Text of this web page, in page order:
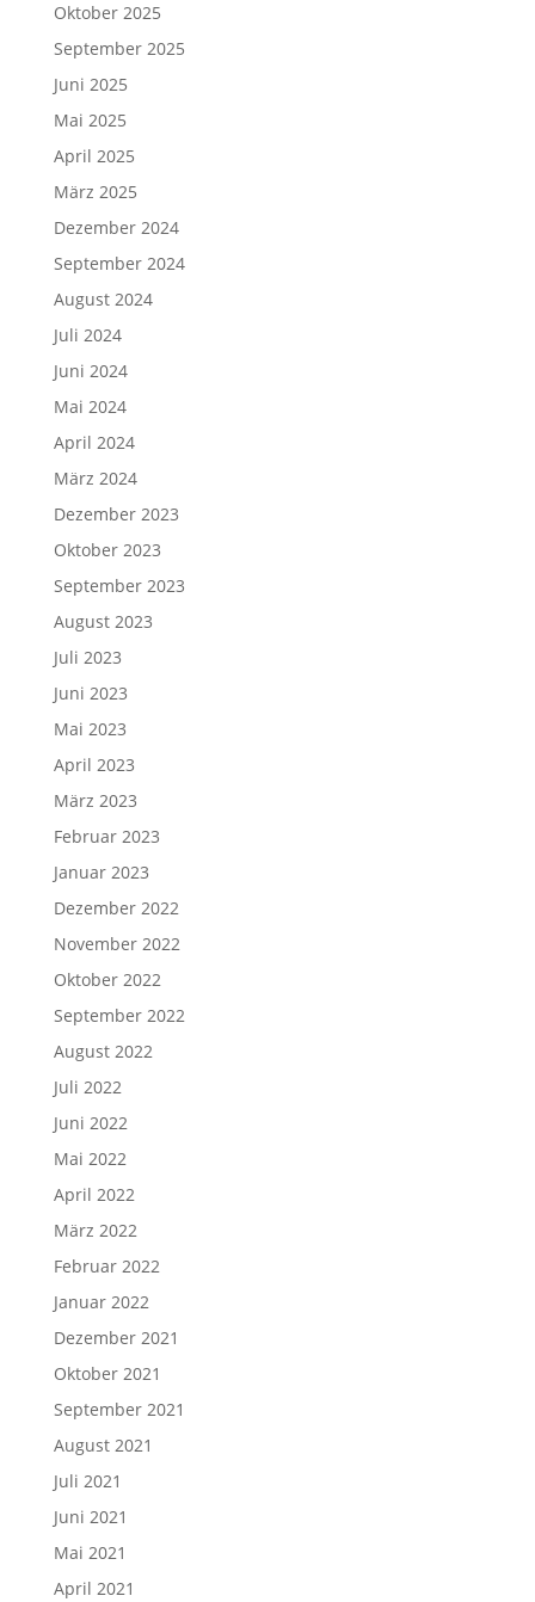
Oktober 2025
September 2025
Juni 2025
Mai 2025
April 2025
März 2025
Dezember 2024
September 2024
August 2024
Juli 2024
Juni 2024
Mai 2024
April 2024
März 2024
Dezember 2023
Oktober 2023
September 2023
August 2023
Juli 2023
Juni 2023
Mai 2023
April 2023
März 2023
Februar 2023
Januar 2023
Dezember 2022
November 2022
Oktober 2022
September 2022
August 2022
Juli 2022
Juni 2022
Mai 2022
April 2022
März 2022
Februar 2022
Januar 2022
Dezember 2021
Oktober 2021
September 2021
August 2021
Juli 2021
Juni 2021
Mai 2021
April 2021